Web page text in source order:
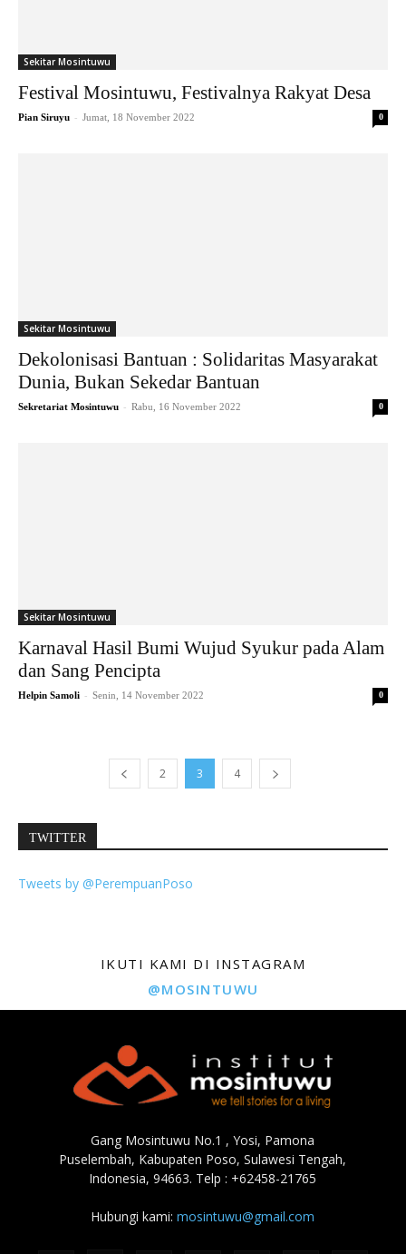
Sekitar Mosintuwu
Festival Mosintuwu, Festivalnya Rakyat Desa
Pian Siruyu - Jumat, 18 November 2022 0
Sekitar Mosintuwu
Dekolonisasi Bantuan : Solidaritas Masyarakat
Dunia, Bukan Sekedar Bantuan
Sekretariat Mosintuwu - Rabu, 16 November 2022 0
Sekitar Mosintuwu
Karnaval Hasil Bumi Wujud Syukur pada Alam
dan Sang Pencipta
Helpin Samoli - Senin, 14 November 2022 0
2 3 4
TWITTER
Tweets by @PerempuanPoso
IKUTI KAMI DI INSTAGRAM
@MOSINTUWU
Gang Mosintuwu No.1 , Yosi, Pamona
Puselembah, Kabupaten Poso, Sulawesi Tengah,
Indonesia, 94663. Telp : +62458-21765
Hubungi kami:mosintuwu@gmail.com